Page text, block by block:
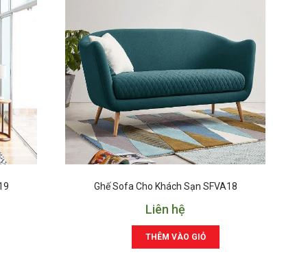
Ghế Sofa Cho Khách Sạn SFVA18
Liên hệ
THÊM VÀO GIỎ